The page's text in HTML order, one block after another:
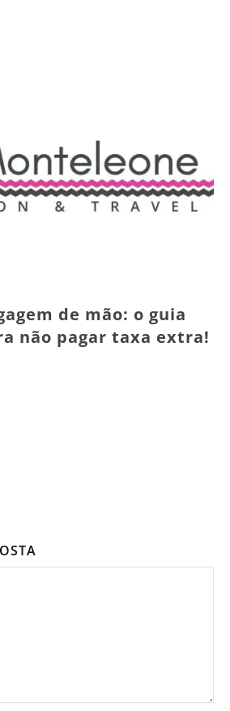
de mão: o guia
não pagar taxa extra!